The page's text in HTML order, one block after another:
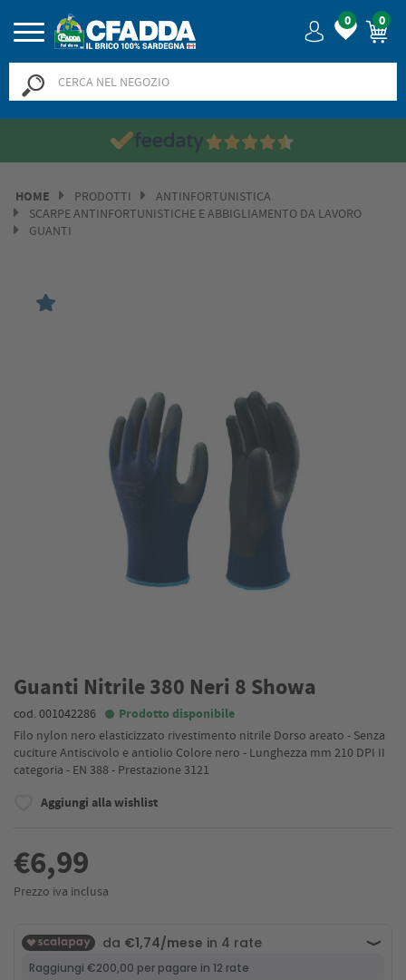
0 0
HOME PRODOTTI
ANTINFORTUNISTICA
SCARPE ANTINFORTUNISTICHE E ABBIGLIAMENTO DA LAVORO
GUANTI
Guanti Nitrile 380 Neri 8 Showa
cod. 001042286 Prodotto disponibile
Filo nylon nero elasticizzato rivestimento nitrile Dorso areato - Senza
cuciture Antiscivolo e antiolio Colore nero - Lunghezza mm 210 DPI II
categoria - EN 388 - Prestazione 3121
Aggiungi alla wishlist
€6,99
Prezzo iva inclusa